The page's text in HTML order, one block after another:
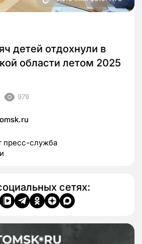
детей отдохнули в
области летом 2025
979
пресс-служба
сетях: